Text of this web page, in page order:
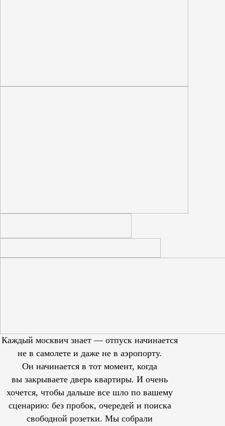
Каждый москвич знает — отпуск начинается
не в самолете и даже не в аэропорту.
Он начинается в тот момент, когда
вы закрываете дверь квартиры. И очень
хочется, чтобы дальше все шло по вашему
сценарию: без пробок, очередей и поиска
свободной розетки. Мы собрали